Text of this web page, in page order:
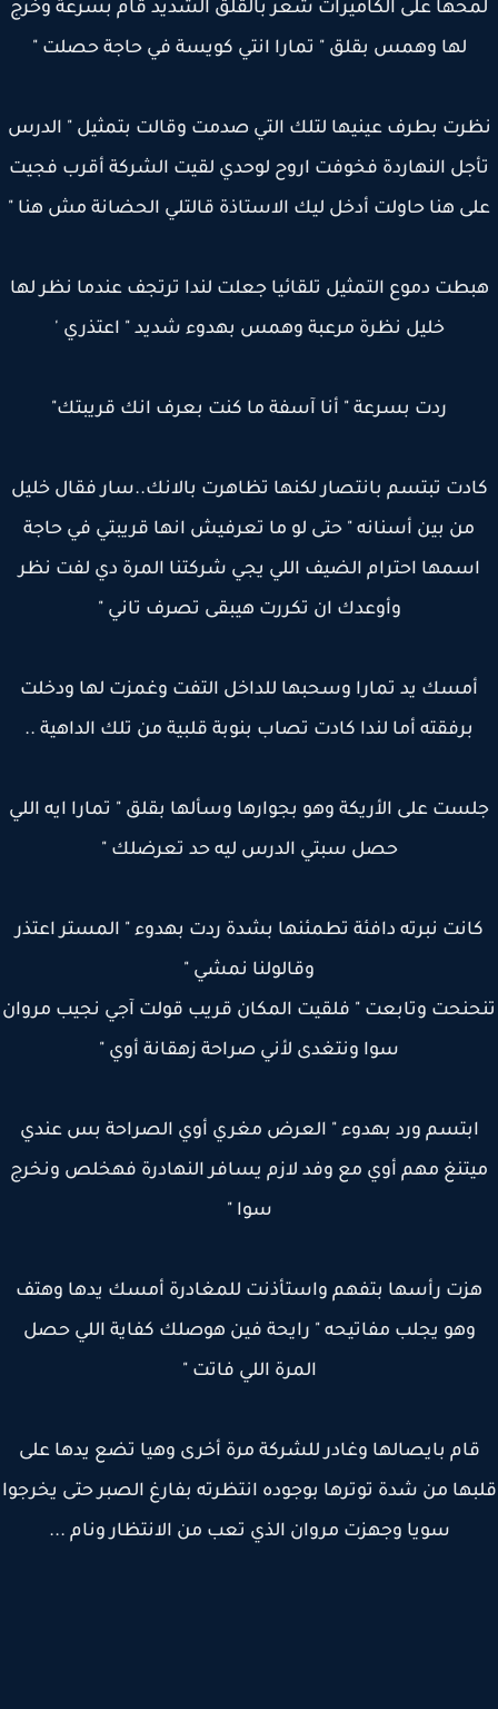
على الكاميرات شعر بالقلق الشديد قام بسرعة وخرج
لها وهمس بقلق " تمارا انتي كويسة في حاجة حصلت "
بطرف عينيها لتلك التي صدمت وقالت بتمثيل " الدرس
النهاردة فخوفت اروح لوحدي لقيت الشركة أقرب فجيت
هنا حاولت أدخل ليك الاستاذة قالتلي الحضانة مش هنا "
دموع التمثيل تلقائيا جعلت لندا ترتجف عندما نظر لها
خليل نظرة مرعبة وهمس بهدوء شديد " اعتذري '
ردت بسرعة " أنا آسفة ما كنت بعرف انك قريبتك"
تبتسم بانتصار لكنها تظاهرت بالانك..سار فقال خليل
من بين أسنانه " حتى لو ما تعرفيش انها قريبتي في حاجة
احترام الضيف اللي يجي شركتنا المرة دي لفت نظر
وأوعدك ان تكررت هيبقى تصرف تاني "
أمسك يد تمارا وسحبها للداخل التفت وغمزت لها ودخلت
برفقته أما لندا كادت تصاب بنوبة قلبية من تلك الداهية ..
على الأريكة وهو بجوارها وسألها بقلق " تمارا ايه اللي
حصل سبتي الدرس ليه حد تعرضلك "
نبرته دافئة تطمئنها بشدة ردت بهدوء " المستر اعتذر
وقالولنا نمشي "
وتابعت " فلقيت المكان قريب قولت آجي نجيب مروان
سوا ونتغدى لأني صراحة زهقانة أوي "
ابتسم ورد بهدوء " العرض مغري أوي الصراحة بس عندي
مهم أوي مع وفد لازم يسافر النهادرة فهخلص ونخرج
سوا "
رأسها بتفهم واستأذنت للمغادرة أمسك يدها وهتف
وهو يجلب مفاتيحه " رايحة فين هوصلك كفاية اللي حصل
المرة اللي فاتت "
بايصالها وغادر للشركة مرة أخرى وهيا تضع يدها على
من شدة توترها بوجوده انتظرته بفارغ الصبر حتى يخرجوا
سويا وجهزت مروان الذي تعب من الانتظار ونام ...